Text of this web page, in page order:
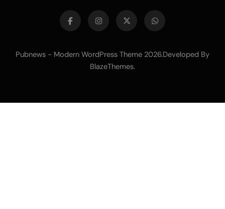
Pubnews - Modern WordPress Theme 2026.Developed By
BlazeThemes.